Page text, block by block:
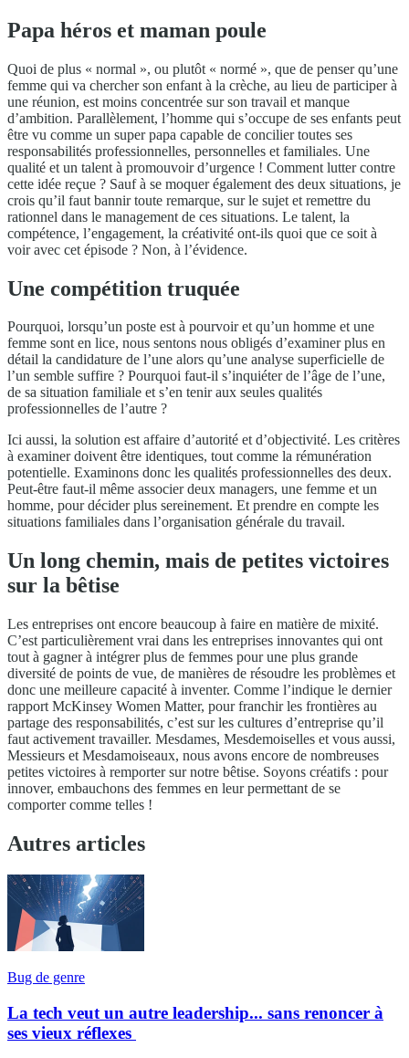
Papa héros et maman poule
Quoi de plus « normal », ou plutôt « normé », que de penser qu’une
femme qui va chercher son enfant à la crèche, au lieu de participer à
une réunion, est moins concentrée sur son travail et manque
d’ambition. Parallèlement, l’homme qui s’occupe de ses enfants peut
être vu comme un super papa capable de concilier toutes ses
responsabilités professionnelles, personnelles et familiales. Une
qualité et un talent à promouvoir d’urgence ! Comment lutter contre
cette idée reçue ? Sauf à se moquer également des deux situations, je
crois qu’il faut bannir toute remarque, sur le sujet et remettre du
rationnel dans le management de ces situations. Le talent, la
compétence, l’engagement, la créativité ont-ils quoi que ce soit à
voir avec cet épisode ? Non, à l’évidence.
Une compétition truquée
Pourquoi, lorsqu’un poste est à pourvoir et qu’un homme et une
femme sont en lice, nous sentons nous obligés d’examiner plus en
détail la candidature de l’une alors qu’une analyse superficielle de
l’un semble suffire ? Pourquoi faut-il s’inquiéter de l’âge de l’une,
de sa situation familiale et s’en tenir aux seules qualités
professionnelles de l’autre ?
Ici aussi, la solution est affaire d’autorité et d’objectivité. Les critères
à examiner doivent être identiques, tout comme la rémunération
potentielle. Examinons donc les qualités professionnelles des deux.
Peut-être faut-il même associer deux managers, une femme et un
homme, pour décider plus sereinement. Et prendre en compte les
situations familiales dans l’organisation générale du travail.
Un long chemin, mais de petites victoires
sur la bêtise
Les entreprises ont encore beaucoup à faire en matière de mixité.
C’est particulièrement vrai dans les entreprises innovantes qui ont
tout à gagner à intégrer plus de femmes pour une plus grande
diversité de points de vue, de manières de résoudre les problèmes et
donc une meilleure capacité à inventer. Comme l’indique le dernier
rapport McKinsey Women Matter, pour franchir les frontières au
partage des responsabilités, c’est sur les cultures d’entreprise qu’il
faut activement travailler. Mesdames, Mesdemoiselles et vous aussi,
Messieurs et Mesdamoiseaux, nous avons encore de nombreuses
petites victoires à remporter sur notre bêtise. Soyons créatifs : pour
innover, embauchons des femmes en leur permettant de se
comporter comme telles !
Autres articles
Bug de genre
La tech veut un autre leadership... sans renoncer à
ses vieux réflexes